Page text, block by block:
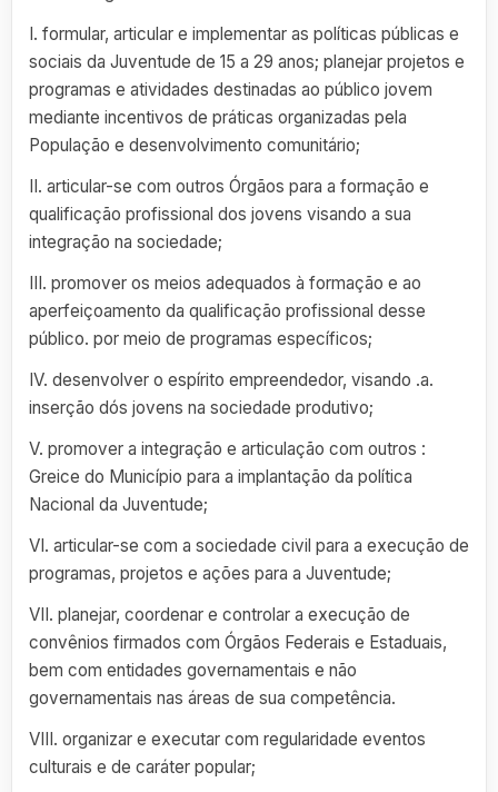
I. formular, articular e implementar as políticas públicas e
sociais da Juventude de 15 a 29 anos; planejar projetos e
programas e atividades destinadas ao público jovem
mediante incentivos de práticas organizadas pela
População e desenvolvimento comunitário;
II. articular-se com outros Órgãos para a formação e
qualificação profissional dos jovens visando a sua
integração na sociedade;
III. promover os meios adequados à formação e ao
aperfeiçoamento da qualificação profissional desse
público. por meio de programas específicos;
IV. desenvolver o espírito empreendedor, visando .a.
inserção dós jovens na sociedade produtivo;
V. promover a integração e articulação com outros :
Greice do Município para a implantação da política
Nacional da Juventude;
VI. articular-se com a sociedade civil para a execução de
programas, projetos e ações para a Juventude;
VII. planejar, coordenar e controlar a execução de
convênios firmados com Órgãos Federais e Estaduais,
bem com entidades governamentais e não
governamentais nas áreas de sua competência.
VIII. organizar e executar com regularidade eventos
culturais e de caráter popular;